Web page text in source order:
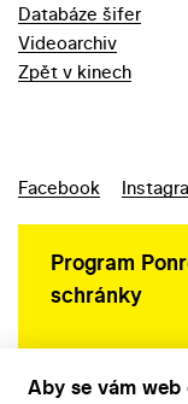
Databáze šifer
Videoarchiv
Zpět v kinech
Facebook
Program
schránky
Aby se vám